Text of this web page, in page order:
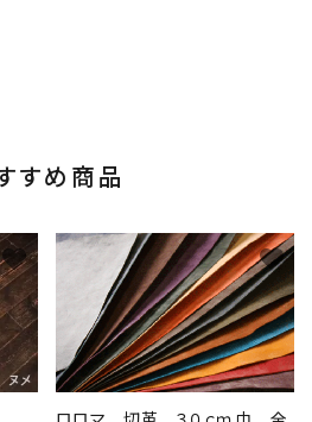
すめ商品
favorite favorite